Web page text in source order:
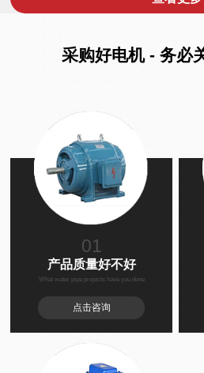
采购好电机 - 务必
01
产品质量好不好
What water pipe projects have you done
点击咨询